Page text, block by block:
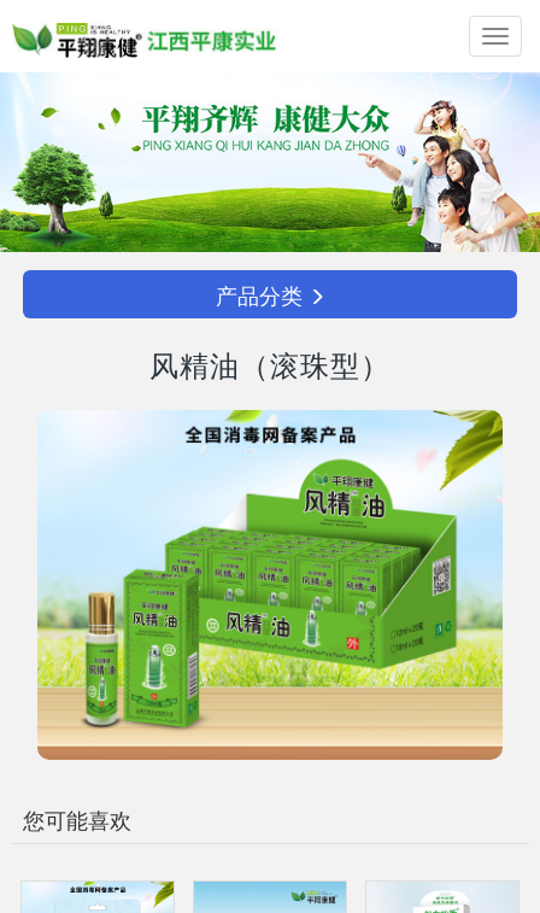
产品分类
风精油（滚珠型）
您可能喜欢